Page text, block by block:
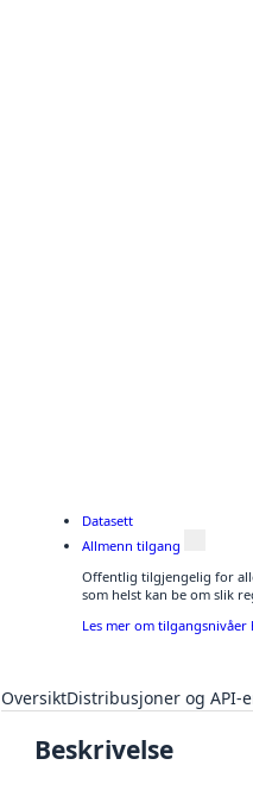
Datasett
Allmenn tilgang
Offentlig tilgjengelig for
som helst kan be om slik
Les mer om tilgangsnivåer
OversiktDistribusjoner og API-
Beskrivelse